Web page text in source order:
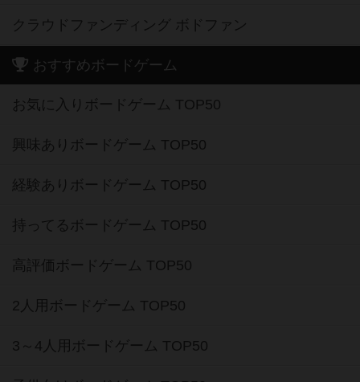
クラウドファンディング ボドファン
おすすめボードゲーム
お気に入りボードゲーム TOP50
興味ありボードゲーム TOP50
経験ありボードゲーム TOP50
持ってるボードゲーム TOP50
高評価ボードゲーム TOP50
2人用ボードゲーム TOP50
3～4人用ボードゲーム TOP50